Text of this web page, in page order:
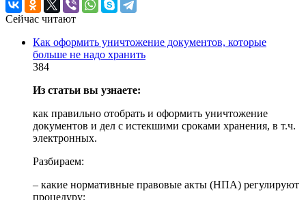
Сейчас читают
Как оформить уничтожение документов, которые
больше не надо хранить
384
Из статьи вы узнаете:
как правильно отобрать и оформить уничтожение
документов и дел с истекшими сроками хранения, в т.ч.
электронных.
Разбираем:
– какие нормативные правовые акты (НПА) регулируют
процедуру;